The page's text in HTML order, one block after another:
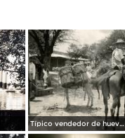
Típico vendedor de huevos